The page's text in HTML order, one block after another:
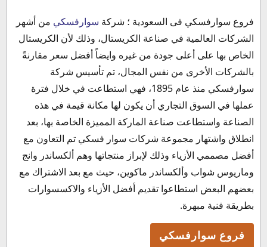
فروع سوارفسكي
فروع سوارفسكي الرياض
فروع سوارفسكي المدينة المنورة
فروع سوارفسكي جدة
فروع سوارفسكي الدمام
أفضل منتجات سوارفسكي
كود خصم سوارفسكي
رقم سوارفسكي
مواعيد عمل سوارفسكي
فروع سوارفسكي فى السعودية ؛ شركة سوارفسكي من أشهر
الشركات العالمية في صناعة الكريستال، وذلك لأن الكريستال
الخاص بها على أعلى جودة من غيره وايضاً أفضل سعر مقارنةً
بالشركات الأخرى من نفس المجال، تم تأسيس شركة
سوارفسكي منذ عام 1895، فهي استطاعت في خلال فترة
عملها في السوق التجاري أن يكون لها مكانة قيمة في هذه
الصناعة واستطاعت صناعة الماركة المميزة الخاصة بها، بعد
انطلاق واشتهار مجموعة شركات سوار فسكي تم التعاون مع
أفضل مصممي الأزياء وذلك لإبراز منتجاتها وهم ألكساندر وانج
وماريوس شواب وألكساندر ماكوين، حيث مع بعد الاشتراك مع
بعضهم البعض استطاعوا تقديم أفضل الأزياء والاكسسوارات
بطريقة فنية مبهرة.
فروع سوارفسكي